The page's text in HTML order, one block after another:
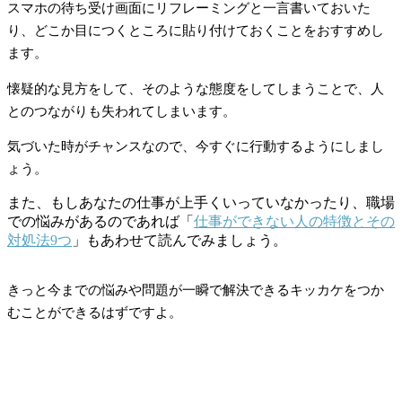
スマホの待ち受け画面にリフレーミングと一言書いておいた
り、どこか目につくところに貼り付けておくことをおすすめし
ます。
懐疑的な見方をして、そのような態度をしてしまうことで、人
とのつながりも失われてしまいます。
気づいた時がチャンスなので、今すぐに行動するようにしまし
ょう。
また、もしあなたの仕事が上手くいっていなかったり、職場
での悩みがあるのであれば「 仕事ができない人の特徴とその
対処法9つ 」もあわせて読んでみましょう。
きっと今までの悩みや問題が一瞬で解決できるキッカケをつか
むことができるはずですよ。